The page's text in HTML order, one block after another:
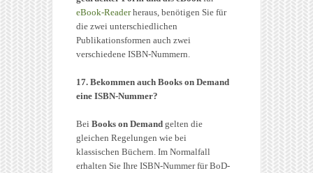
eBook-Readerheraus, benötigen Sie für
die zwei unterschiedlichen
Publikationsformen auch zwei
verschiedene ISBN-Nummern.
17. Bekommen auch Books on Demand
eine ISBN-Nummer?
Bei Books on Demand gelten die
gleichen Regelungen wie bei
klassischen Büchern. Im Normalfall
erhalten Sie Ihre ISBN-Nummer für BoD-